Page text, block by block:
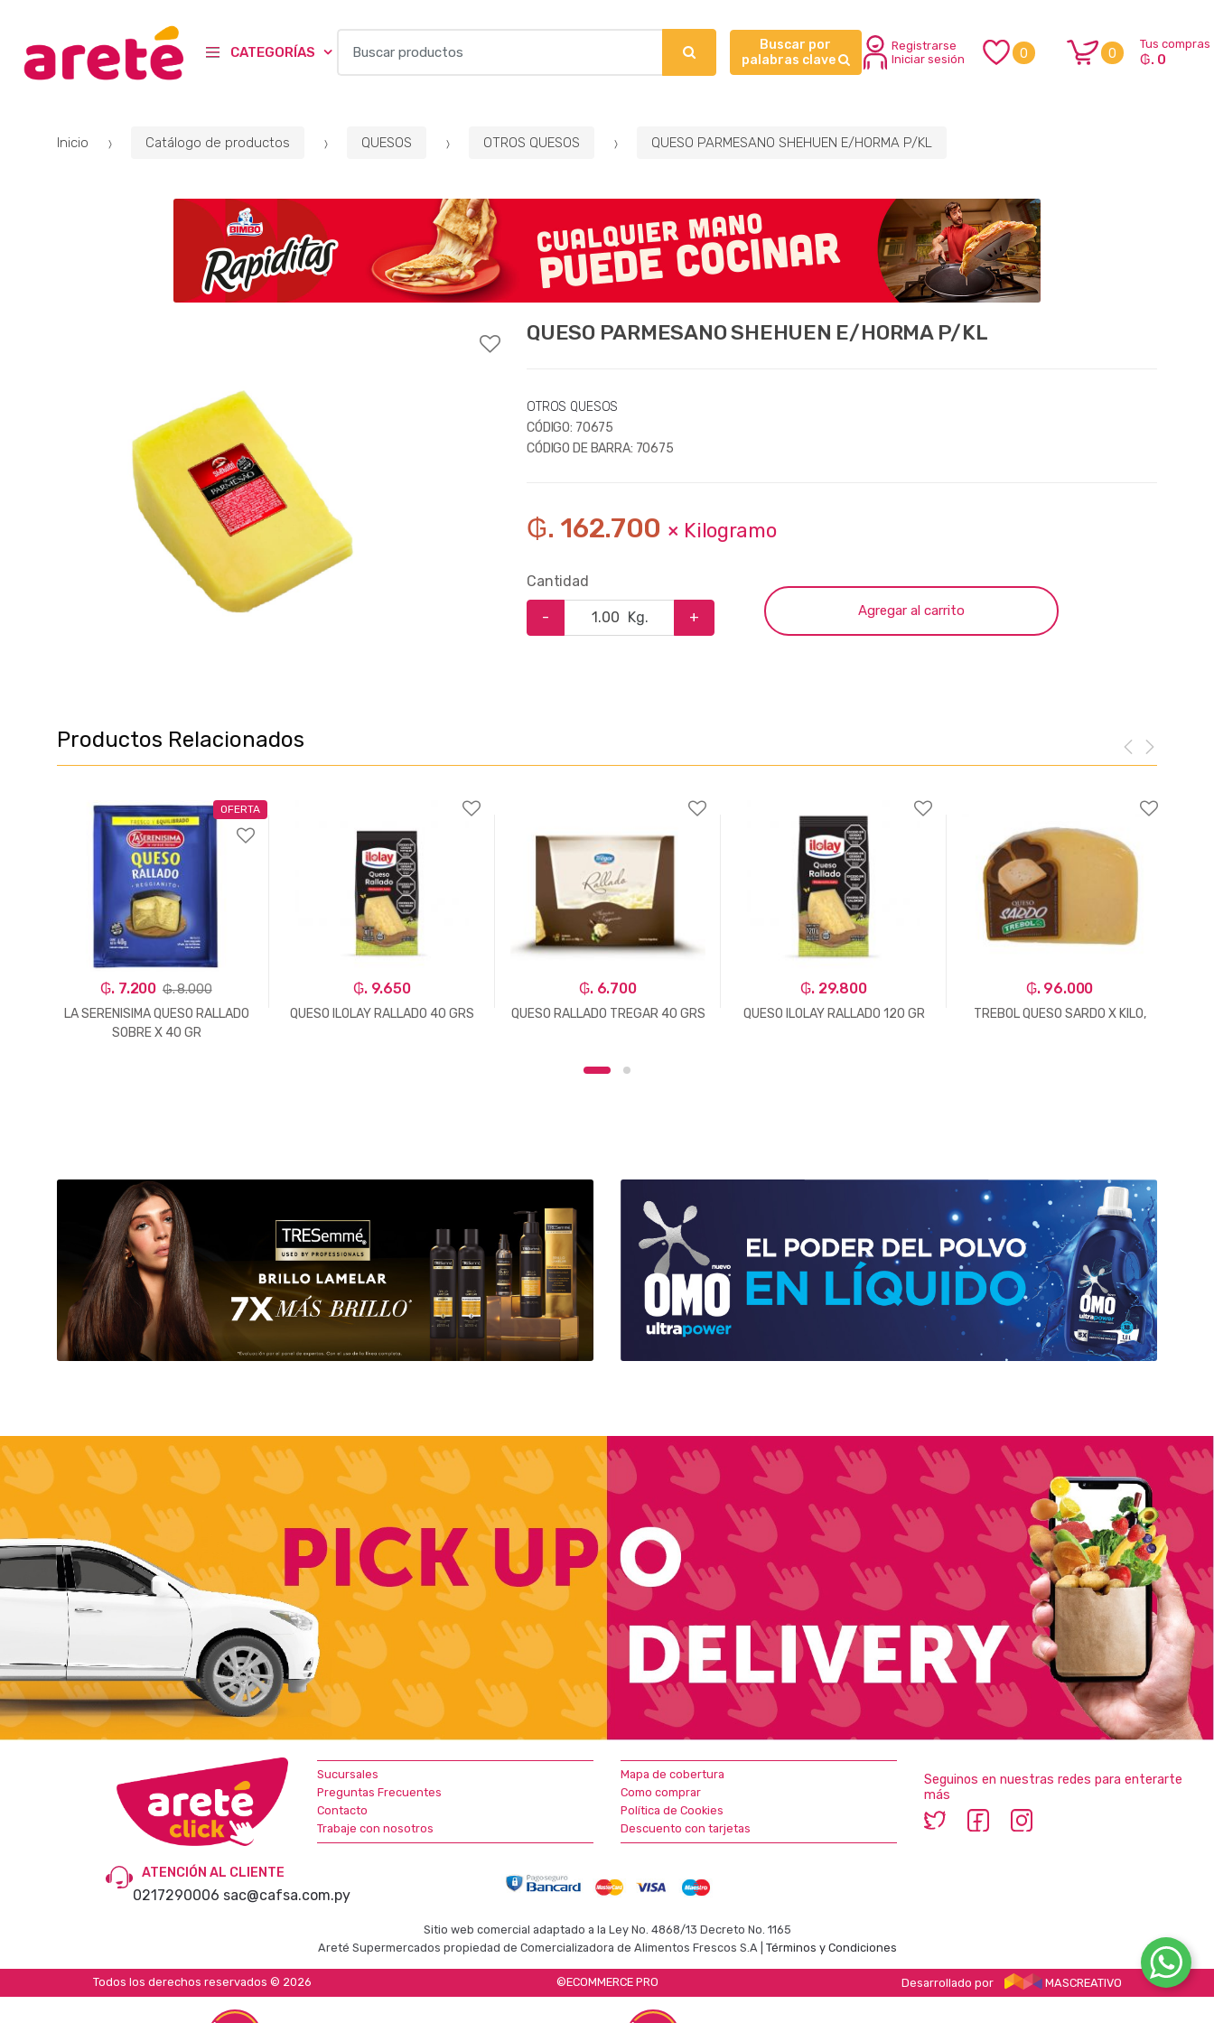
CATEGORÍAS
Buscar por
palabras clave
Registrarse
Iniciar sesión
0 0
Tus compras
₲. 0
Inicio Catálogo de productos QUESOS OTROS QUESOS QUESO PARMESANO SHEHUEN E/HORMA P/KL
QUESO PARMESANO SHEHUEN E/HORMA P/KL
OTROS QUESOS
CÓDIGO: 70675
CÓDIGO DE BARRA: 70675
₲. 162.700 × Kilogramo
Cantidad
- Kg. + Agregar al carrito
Productos Relacionados
OFERTA
₲. 7.200 ₲. 8.000
LA SERENISIMA QUESO RALLADO
SOBRE X 40 GR
₲. 9.650
QUESO ILOLAY RALLADO 40 GRS
₲. 6.700
QUESO RALLADO TREGAR 40 GRS
₲. 29.800
QUESO ILOLAY RALLADO 120 GR
₲. 96.000
TREBOL QUESO SARDO X KILO,
Sucursales
Preguntas Frecuentes
Contacto
Trabaje con nosotros
Mapa de cobertura
Como comprar
Política de Cookies
Descuento con tarjetas
Seguinos en nuestras redes para enterarte
más
ATENCIÓN AL CLIENTE
0217290006 sac@cafsa.com.py
Sitio web comercial adaptado a la Ley No. 4868/13 Decreto No. 1165
Areté Supermercados propiedad de Comercializadora de Alimentos Frescos S.A | Términos y Condiciones
Todos los derechos reservados © 2026 ©ECOMMERCE PRO Desarrollado por MASCREATIVO